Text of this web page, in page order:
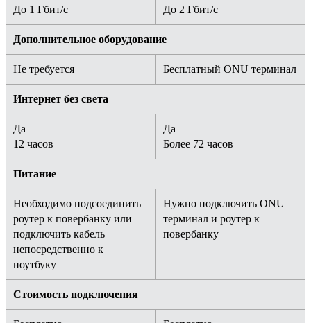
До 1 Гбит/с До 2 Гбит/с
Дополнительное оборудование
Не требуется Бесплатный ONU терминал
Интернет без света
Да
12 часов
Да
Более 72 часов
Питание
Необходимо подсоединить
роутер к повербанку или
подключить кабель
непосредственно к
ноутбуку
Нужно подключить ONU
терминал и роутер к
повербанку
Стоимость подключения